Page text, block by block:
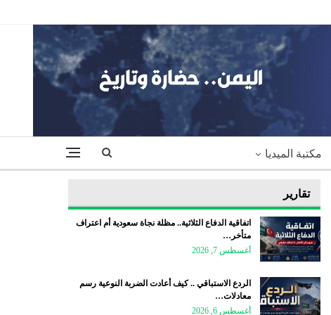
مكتبة الميديا
تقارير
اتفاقية الدفاع الثلاثية.. مظلة نجاة سعودية أم اعتراف
متأخر…
أغسطس 7, 2026
الردع الاستباقي .. كيف أعادت الضربة النوعية رسم
معادلات…
أغسطس 6, 2026